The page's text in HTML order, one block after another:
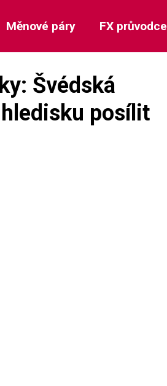
Měnové páry FX průvodce
Švédská
posílit